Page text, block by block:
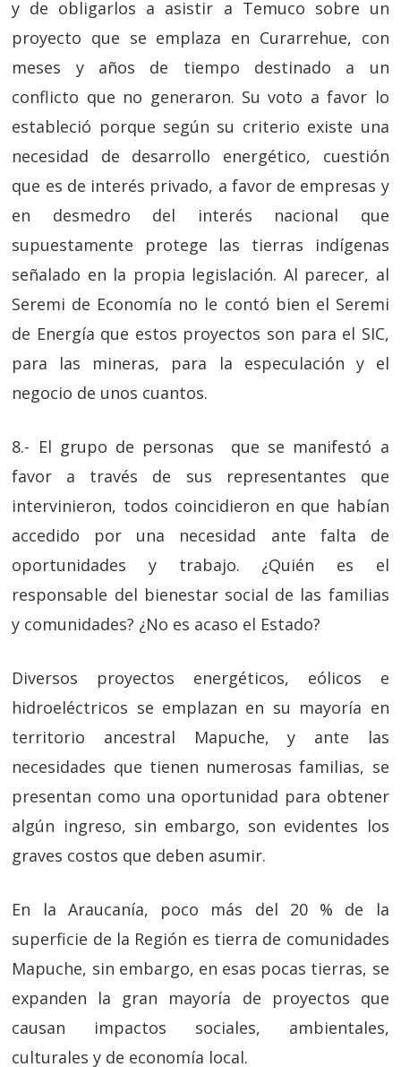
y de obligarlos a asistir a Temuco sobre un
proyecto que se emplaza en Curarrehue, con
meses y años de tiempo destinado a un
conflicto que no generaron. Su voto a favor lo
estableció porque según su criterio existe una
necesidad de desarrollo energético, cuestión
que es de interés privado, a favor de empresas y
en desmedro del interés nacional que
supuestamente protege las tierras indígenas
señalado en la propia legislación. Al parecer, al
Seremi de Economía no le contó bien el Seremi
de Energía que estos proyectos son para el SIC,
para las mineras, para la especulación y el
negocio de unos cuantos.
8.- El grupo de personas que se manifestó a
favor a través de sus representantes que
intervinieron, todos coincidieron en que habían
accedido por una necesidad ante falta de
oportunidades y trabajo. ¿Quién es el
responsable del bienestar social de las familias
y comunidades? ¿No es acaso el Estado?
Diversos proyectos energéticos, eólicos e
hidroeléctricos se emplazan en su mayoría en
territorio ancestral Mapuche, y ante las
necesidades que tienen numerosas familias, se
presentan como una oportunidad para obtener
algún ingreso, sin embargo, son evidentes los
graves costos que deben asumir.
En la Araucanía, poco más del 20 % de la
superficie de la Región es tierra de comunidades
Mapuche, sin embargo, en esas pocas tierras, se
expanden la gran mayoría de proyectos que
causan impactos sociales, ambientales,
culturales y de economía local.